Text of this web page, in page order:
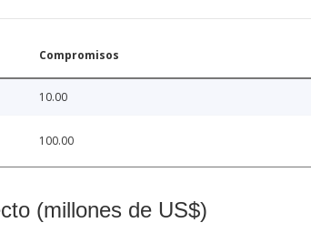
Compromisos
10.00
100.00
(millones de US$)